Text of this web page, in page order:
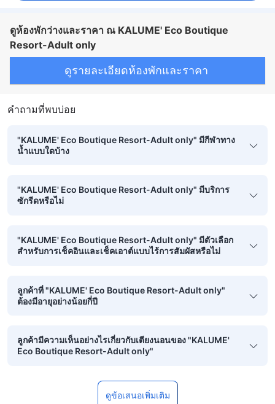
ดูห้องพักว่างและราคา ณ KALUME' Eco Boutique
Resort-Adult only
ดูรายละเอียดห้องพักและราคา
คำถามที่พบบ่อย
"KALUME' Eco Boutique Resort-Adult only" มีกีฬาทาง
น้ำแบบใดบ้าง
"KALUME' Eco Boutique Resort-Adult only" มีบริการ
ซักรีดหรือไม่
"KALUME' Eco Boutique Resort-Adult only" มีตัวเลือก
สำหรับการเช็คอินและเช็คเอาต์แบบไร้การสัมผัสหรือไม่
ลูกค้าที่ "KALUME' Eco Boutique Resort-Adult only"
ต้องมีอายุอย่างน้อยกี่ปี
ลูกค้ามีความเห็นอย่างไรเกี่ยวกับเตียงนอนของ "KALUME'
Eco Boutique Resort-Adult only"
ดูข้อเสนอเพิ่มเติม